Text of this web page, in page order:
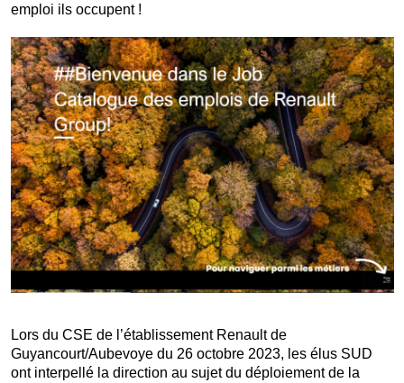
emploi ils occupent !
Lors du CSE de l’établissement Renault de
Guyancourt/Aubevoye du 26 octobre 2023, les élus SUD
ont interpellé la direction au sujet du déploiement de la